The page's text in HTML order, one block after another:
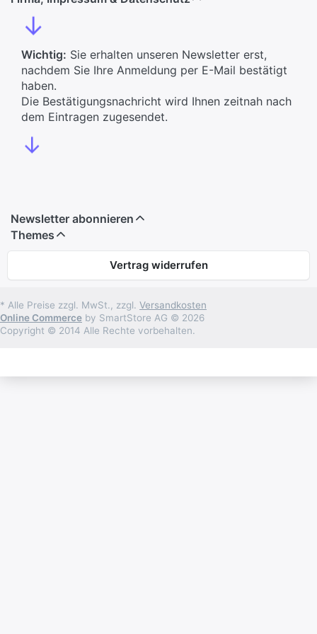
↓
Wichtig: Sie erhalten unseren Newsletter erst,
nachdem Sie Ihre Anmeldung per E-Mail bestätigt
haben.
Die Bestätigungsnachricht wird Ihnen zeitnah nach
dem Eintragen zugesendet.
↓
Newsletter abonnieren
Themes
Vertrag widerrufen
* Alle Preise zzgl. MwSt., zzgl. Versandkosten
Online Commerce by SmartStore AG © 2026
Copyright © 2014 Alle Rechte vorbehalten.